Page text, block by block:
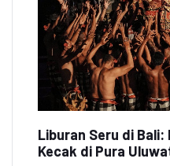
Liburan Seru di
Kecak di Pura